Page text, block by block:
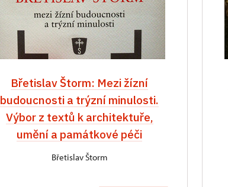
Břetislav Štorm: Mezi žízní
budoucnosti a trýzní minulosti.
Výbor z textů k architektuře,
umění a památkové péči
Břetislav Štorm